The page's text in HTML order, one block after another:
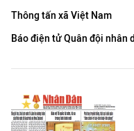
Thông tấn xã Việt Nam
Báo điện tử Quân đội nhân